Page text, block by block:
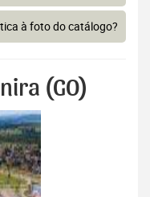
à foto do catálogo?
(GO)